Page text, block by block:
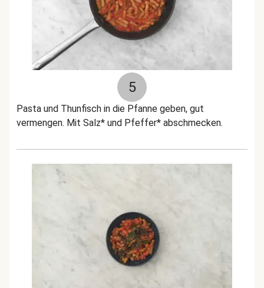
5
Pasta und Thunfisch in die Pfanne geben, gut
vermengen. Mit Salz* und Pfeffer* abschmecken.